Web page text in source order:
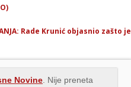
Rade Krunić objasnio zašto je
Novine . Nije preneta